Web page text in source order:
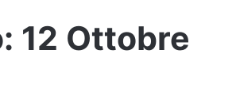
12 Ottobre